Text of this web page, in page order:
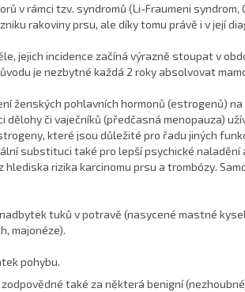
v rámci tzv. syndromů (Li-Fraumeni
rakoviny prsu, ale díky tomu právě i v její
jejich incidence začíná výrazně stoupat v
je nezbytné každá 2 roky absolvovat
ženských pohlavních hormonů (estrogenů)
dělohy či vaječníků (předčasná menopauza)
které jsou důležité pro řadu jiných
substituci také pro lepší psychické naladění
hlediska rizika karcinomu prsu a trombózy.
tuků v potravě (nasycené mastné
majonéze).
pohybu.
také za některá benigní